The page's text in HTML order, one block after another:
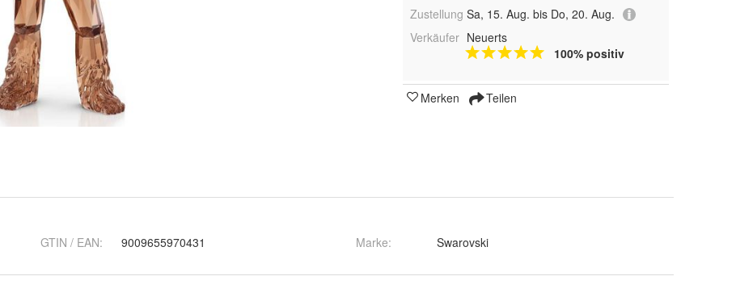
Zustellung Sa, 15. Aug. bis Do, 20. Aug.
Verkäufer Neuerts
100% positiv
Merken Teilen
GTIN / EAN: 9009655970431 Marke: Swarovski